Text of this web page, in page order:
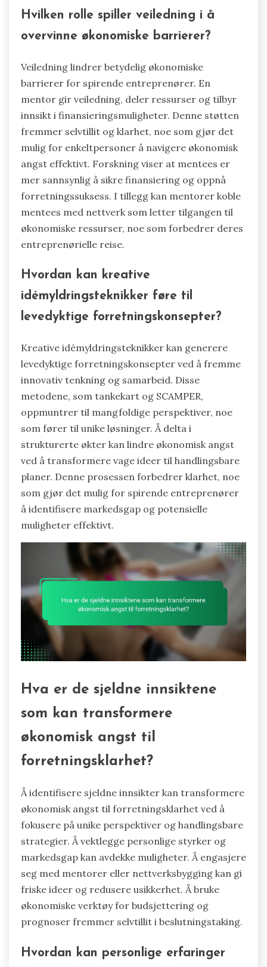
Hvilken rolle spiller veiledning i å
overvinne økonomiske barrierer?
Veiledning lindrer betydelig økonomiske
barrierer for spirende entreprenører. En
mentor gir veiledning, deler ressurser og tilbyr
innsikt i finansieringsmuligheter. Denne støtten
fremmer selvtillit og klarhet, noe som gjør det
mulig for enkeltpersoner å navigere økonomisk
angst effektivt. Forskning viser at mentees er
mer sannsynlig å sikre finansiering og oppnå
forretningssuksess. I tillegg kan mentorer koble
mentees med nettverk som letter tilgangen til
økonomiske ressurser, noe som forbedrer deres
entreprenørielle reise.
Hvordan kan kreative
idémyldringsteknikker føre til
levedyktige forretningskonsepter?
Kreative idémyldringsteknikker kan generere
levedyktige forretningskonsepter ved å fremme
innovativ tenkning og samarbeid. Disse
metodene, som tankekart og SCAMPER,
oppmuntrer til mangfoldige perspektiver, noe
som fører til unike løsninger. Å delta i
strukturerte økter kan lindre økonomisk angst
ved å transformere vage ideer til handlingsbare
planer. Denne prosessen forbedrer klarhet, noe
som gjør det mulig for spirende entreprenører
å identifisere markedsgap og potensielle
muligheter effektivt.
Hva er de sjeldne innsiktene
som kan transformere
økonomisk angst til
forretningsklarhet?
Å identifisere sjeldne innsikter kan transformere
økonomisk angst til forretningsklarhet ved å
fokusere på unike perspektiver og handlingsbare
strategier. Å vektlegge personlige styrker og
markedsgap kan avdekke muligheter. Å engasjere
seg med mentorer eller nettverksbygging kan gi
friske ideer og redusere usikkerhet. Å bruke
økonomiske verktøy for budsjettering og
prognoser fremmer selvtillit i beslutningstaking.
Hvordan kan personlige erfaringer